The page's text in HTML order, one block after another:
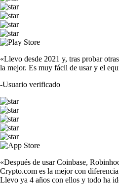
«Llevo desde 2021 y, tras probar
la mejor. Es muy fácil de usar y el
-Usuario verificado
«Después de usar Coinbase,
Crypto.com es la mejor con
Llevo ya 4 años con ellos y todo ha